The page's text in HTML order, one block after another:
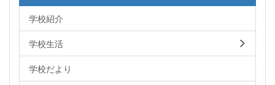
学校紹介
学校生活
学校だより